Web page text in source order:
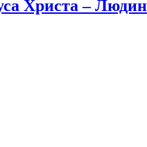
Христа –